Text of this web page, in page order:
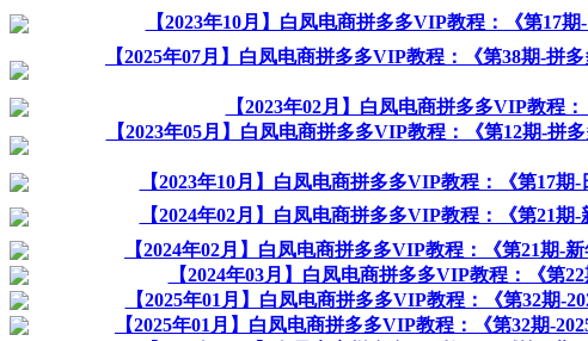
【2023年10月】白凤电商拼多多VIP教程：《第17
【2025年07月】白凤电商拼多多VIP教程：《第38期-
【2023年02月】白凤电商拼多多VIP教程
【2023年05月】白凤电商拼多多VIP教程：《第12期-拼
【2023年10月】白凤电商拼多多VIP教程：《第17
【2024年02月】白凤电商拼多多VIP教程：《第21
【2024年02月】白凤电商拼多多VIP教程：《第21期-
【2024年03月】白凤电商拼多多VIP教程：《第
【2025年01月】白凤电商拼多多VIP教程：《第32期-
【2025年01月】白凤电商拼多多VIP教程：《第32期-